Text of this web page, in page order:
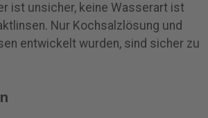
ist unsicher, keine Wasserart ist
Nur Kochsalzlösung und
entwickelt wurden, sind sicher zu